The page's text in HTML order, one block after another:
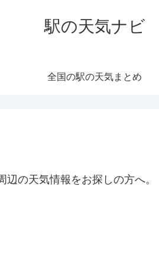
駅の天気ナビ
全国の駅の天気まとめ
の天気情報をお探しの方へ。